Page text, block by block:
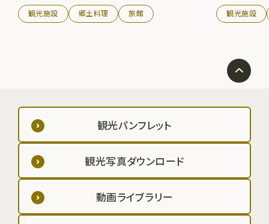
観光施設 郷土料理 旅館 観光施設
観光パンフレット
観光写真ダウンロード
動画ライブラリー